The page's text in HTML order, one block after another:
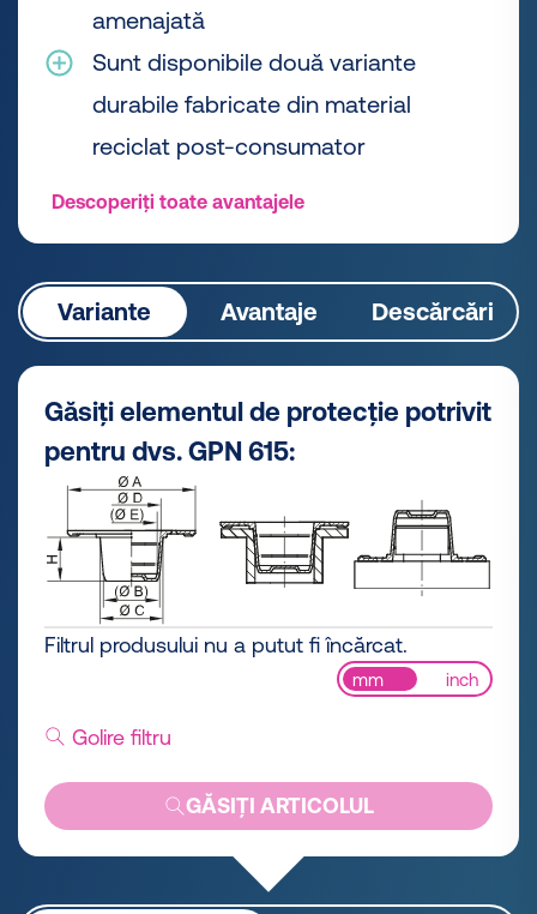
amenajată
Sunt disponibile două variante
durabile fabricate din material
reciclat post-consumator
Descoperiți toate avantajele
Variante Avantaje Descărcări
Găsiți elementul de protecție potrivit
pentru dvs. GPN 615:
Filtrul produsului nu a putut fi încărcat.
mm inch
Golire filtru
GĂSIȚI ARTICOLUL